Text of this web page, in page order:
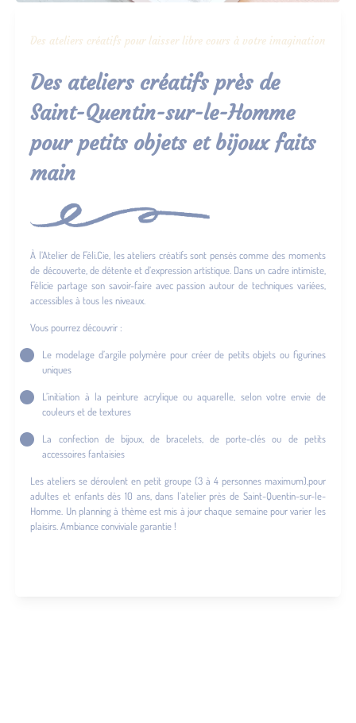
Des ateliers créatifs pour laisser libre cours à votre imagination
Des ateliers créatifs près de
Saint-Quentin-sur-le-Homme
pour petits objets et bijoux faits
main
À l’Atelier de Féli.Cie, les ateliers créatifs sont pensés comme des moments
de découverte, de détente et d’expression artistique. Dans un cadre intimiste,
Félicie partage son savoir-faire avec passion autour de techniques variées,
accessibles à tous les niveaux.
Vous pourrez découvrir :
Le modelage d’argile polymère pour créer de petits objets ou figurines
uniques
L’initiation à la peinture acrylique ou aquarelle, selon votre envie de
couleurs et de textures
La confection de bijoux, de bracelets, de porte-clés ou de petits
accessoires fantaisies
Les ateliers se déroulent en petit groupe (3 à 4 personnes maximum),pour
adultes et enfants dès 10 ans, dans l’atelier près de Saint-Quentin-sur-le-
Homme. Un planning à thème est mis à jour chaque semaine pour varier les
plaisirs. Ambiance conviviale garantie !